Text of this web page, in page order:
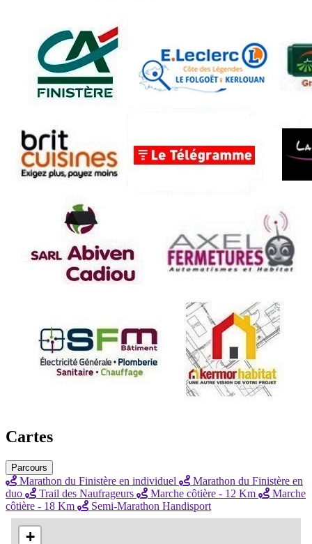
Cartes
Parcours
Marathon du Finistère en individuel
Marathon du Finistère en
duo
Trail des Naufrageurs Marche côtière - 12 Km
Marche
côtière - 18 Km
Semi-Marathon Handisport